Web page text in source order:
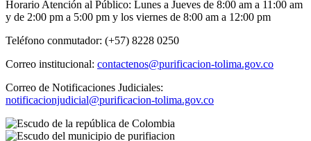
Horario Atención al Público: Lunes a Jueves de 8:00 am a 11:00 am
y de 2:00 pm a 5:00 pm y los viernes de 8:00 am a 12:00 pm
Teléfono conmutador: (+57) 8228 0250
Correo institucional: contactenos@purificacion-tolima.gov.co
Correo de Notificaciones Judiciales:
notificacionjudicial@purificacion-tolima.gov.co